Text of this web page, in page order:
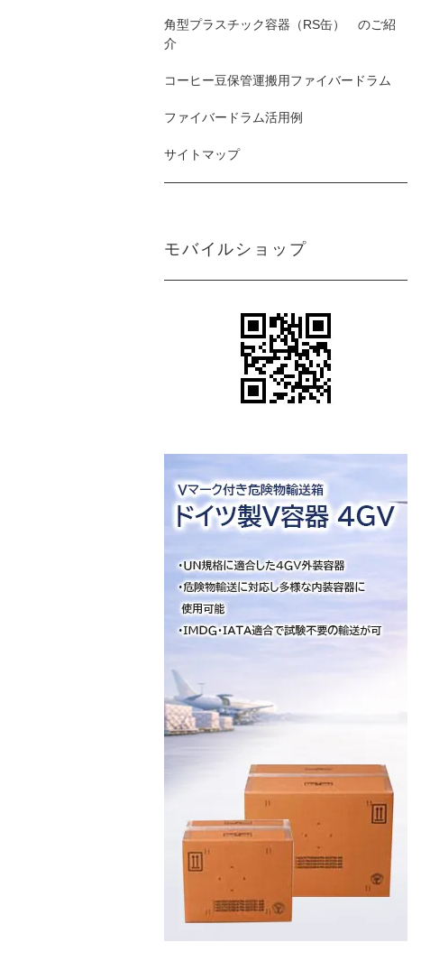
角型プラスチック容器（RS缶） のご紹
介
コーヒー豆保管運搬用ファイバードラム
ファイバードラム活用例
サイトマップ
モバイルショップ